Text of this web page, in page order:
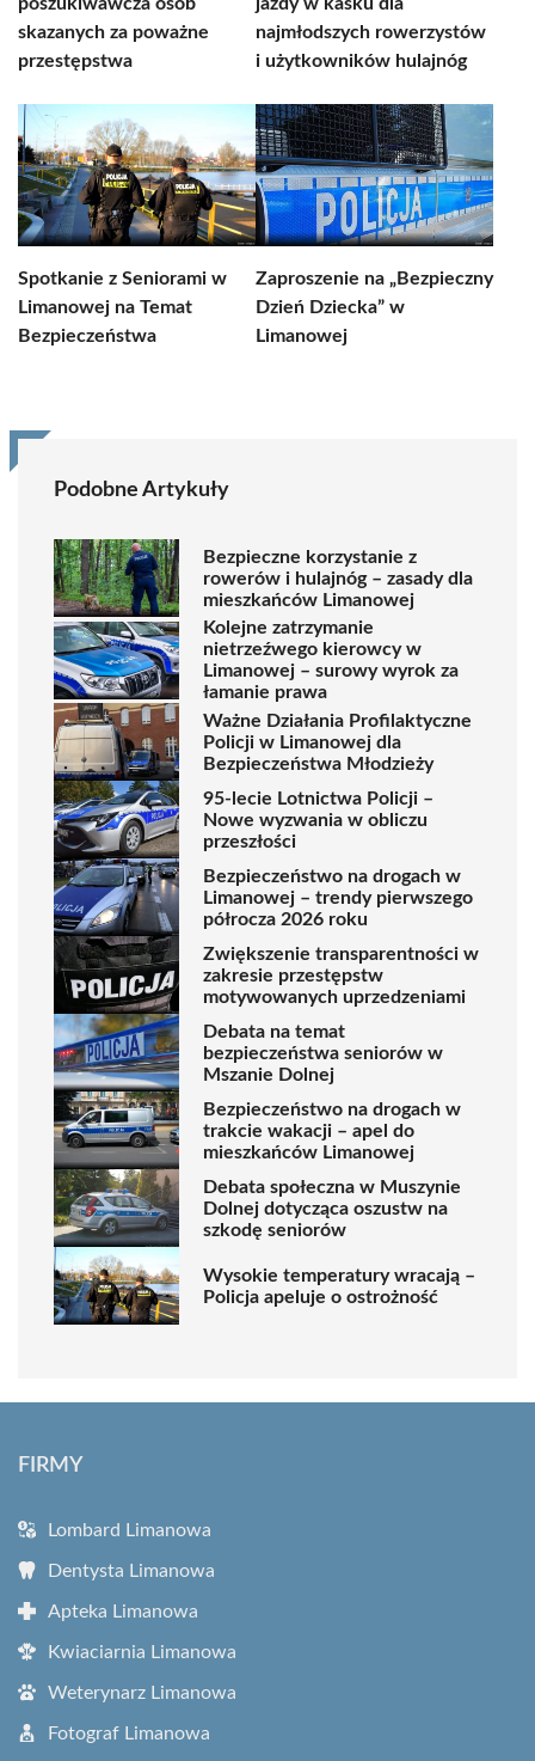
skazanych za poważne
przestępstwa
najmłodszych rowerzystów
i użytkowników hulajnóg
Spotkanie z Seniorami w
Limanowej na Temat
Bezpieczeństwa
Zaproszenie na „Bezpieczny
Dzień Dziecka” w
Limanowej
Podobne Artykuły
Bezpieczne korzystanie z
rowerów i hulajnóg – zasady dla
mieszkańców Limanowej
Kolejne zatrzymanie
nietrzeźwego kierowcy w
Limanowej – surowy wyrok za
łamanie prawa
Ważne Działania Profilaktyczne
Policji w Limanowej dla
Bezpieczeństwa Młodzieży
95-lecie Lotnictwa Policji –
Nowe wyzwania w obliczu
przeszłości
Bezpieczeństwo na drogach w
Limanowej – trendy pierwszego
półrocza 2026 roku
Zwiększenie transparentności w
zakresie przestępstw
motywowanych uprzedzeniami
Debata na temat
bezpieczeństwa seniorów w
Mszanie Dolnej
Bezpieczeństwo na drogach w
trakcie wakacji – apel do
mieszkańców Limanowej
Debata społeczna w Muszynie
Dolnej dotycząca oszustw na
szkodę seniorów
Wysokie temperatury wracają –
Policja apeluje o ostrożność
FIRMY
Lombard Limanowa
Dentysta Limanowa
Apteka Limanowa
Kwiaciarnia Limanowa
Weterynarz Limanowa
Fotograf Limanowa